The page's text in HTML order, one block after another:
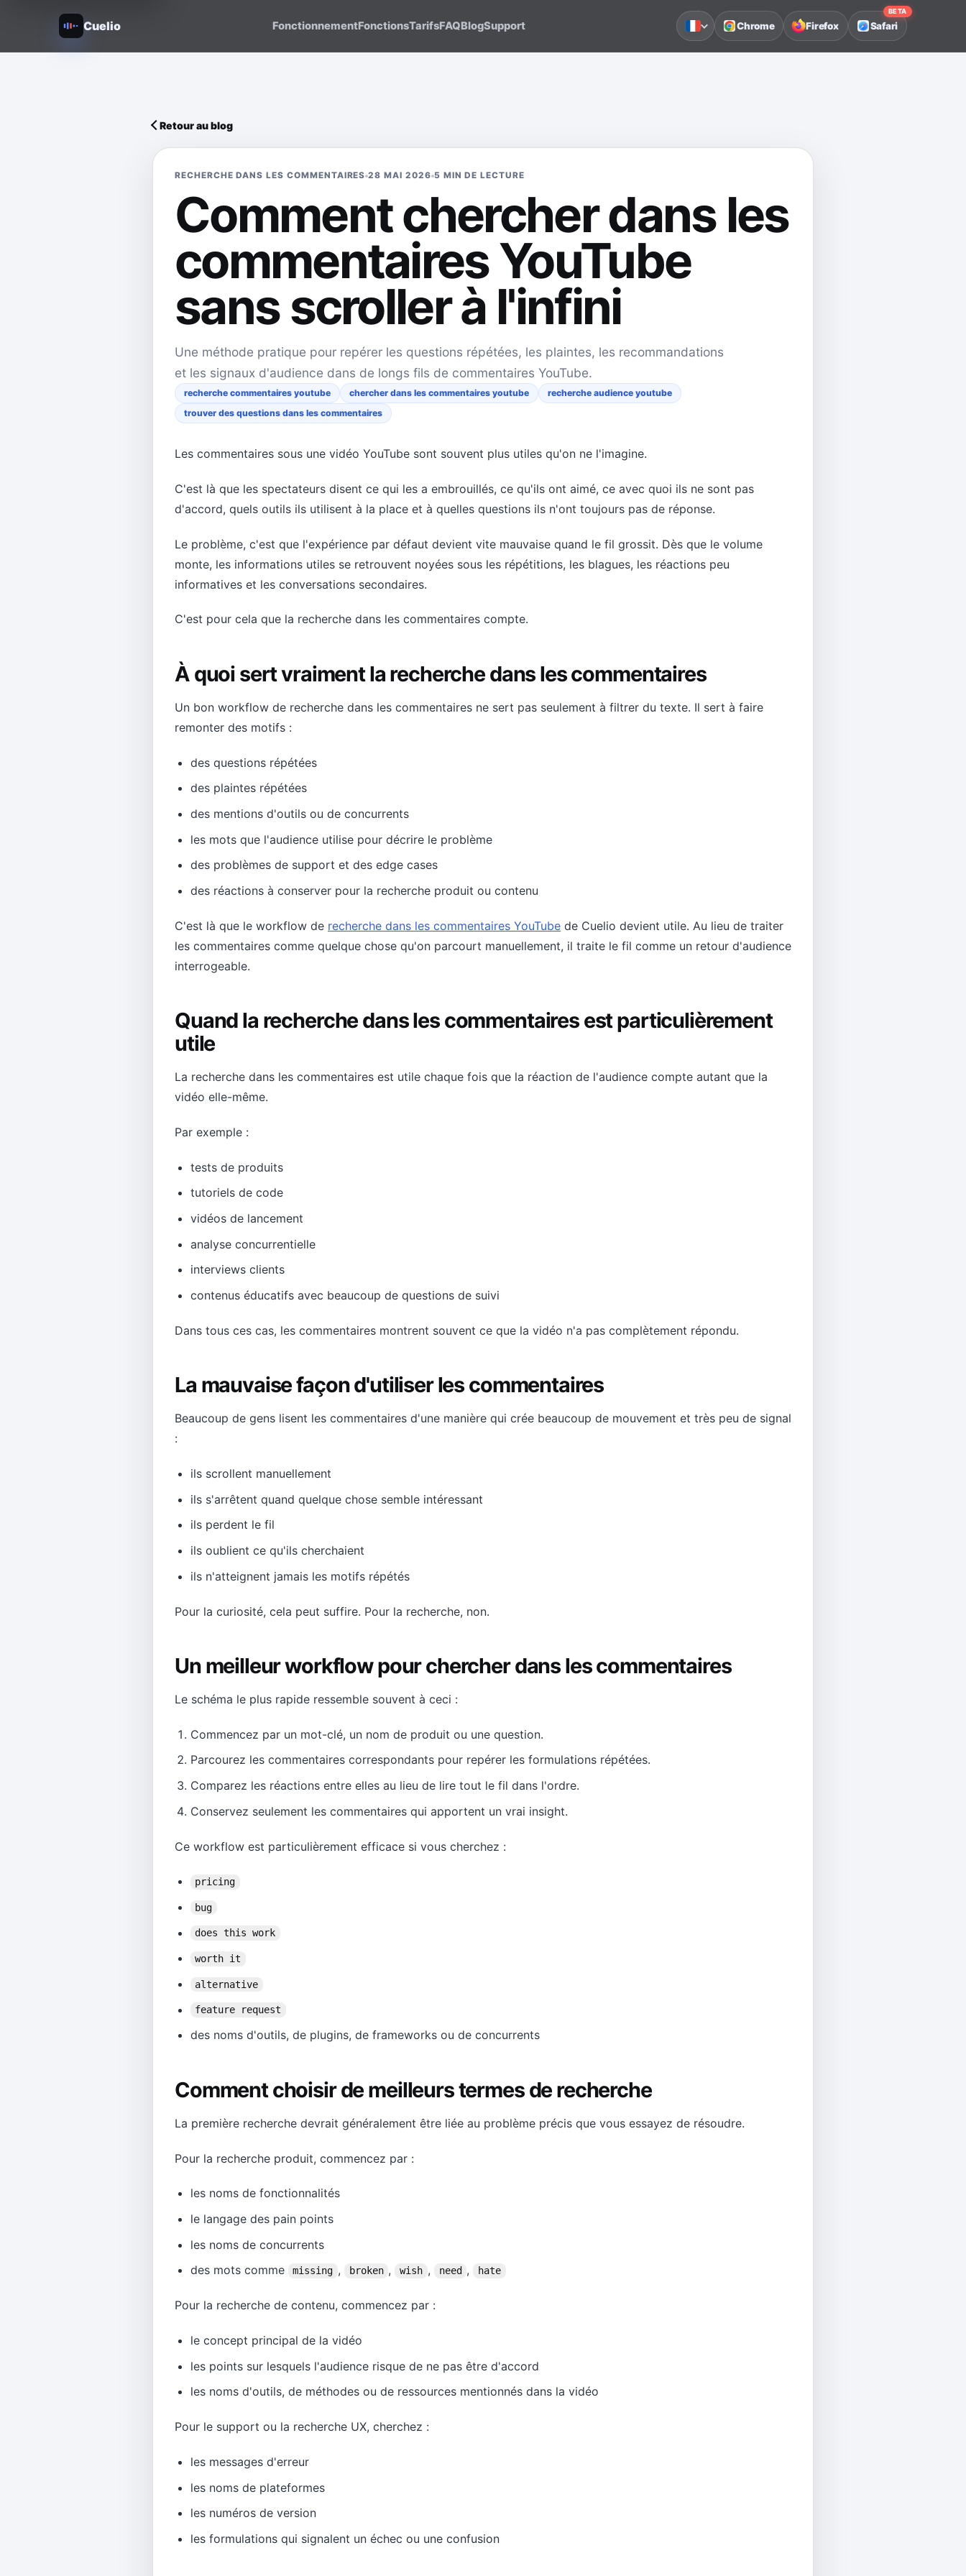
Cuelio FonctionnementFonctionsTarifsFAQBlogSupport Chrome Firefox
BETA
Safari
Retour au blog
RECHERCHE DANS LES COMMENTAIRES 28 MAI 2026 5 MIN DE LECTURE
Comment chercher dans les
commentaires YouTube
sans scroller à l'infini
Une méthode pratique pour repérer les questions répétées, les plaintes, les recommandations
et les signaux d'audience dans de longs fils de commentaires YouTube.
recherche commentaires youtube chercher dans les commentaires youtube
recherche audience youtube
trouver des questions dans les commentaires
Les commentaires sous une vidéo YouTube sont souvent plus utiles qu'on ne l'imagine.
C'est là que les spectateurs disent ce qui les a embrouillés, ce qu'ils ont aimé, ce avec quoi ils ne sont pas
d'accord, quels outils ils utilisent à la place et à quelles questions ils n'ont toujours pas de réponse.
Le problème, c'est que l'expérience par défaut devient vite mauvaise quand le fil grossit. Dès que le volume
monte, les informations utiles se retrouvent noyées sous les répétitions, les blagues, les réactions peu
informatives et les conversations secondaires.
C'est pour cela que la recherche dans les commentaires compte.
À quoi sert vraiment la recherche dans les commentaires
Un bon workflow de recherche dans les commentaires ne sert pas seulement à filtrer du texte. Il sert à faire
remonter des motifs :
des questions répétées
des plaintes répétées
des mentions d'outils ou de concurrents
les mots que l'audience utilise pour décrire le problème
des problèmes de support et des edge cases
des réactions à conserver pour la recherche produit ou contenu
C'est là que le workflow de recherche dans les commentaires YouTube de Cuelio devient utile. Au lieu de traiter
les commentaires comme quelque chose qu'on parcourt manuellement, il traite le fil comme un retour d'audience
interrogeable.
Quand la recherche dans les commentaires est particulièrement
utile
La recherche dans les commentaires est utile chaque fois que la réaction de l'audience compte autant que la
vidéo elle-même.
Par exemple :
tests de produits
tutoriels de code
vidéos de lancement
analyse concurrentielle
interviews clients
contenus éducatifs avec beaucoup de questions de suivi
Dans tous ces cas, les commentaires montrent souvent ce que la vidéo n'a pas complètement répondu.
La mauvaise façon d'utiliser les commentaires
Beaucoup de gens lisent les commentaires d'une manière qui crée beaucoup de mouvement et très peu de signal
:
ils scrollent manuellement
ils s'arrêtent quand quelque chose semble intéressant
ils perdent le fil
ils oublient ce qu'ils cherchaient
ils n'atteignent jamais les motifs répétés
Pour la curiosité, cela peut suffire. Pour la recherche, non.
Un meilleur workflow pour chercher dans les commentaires
Le schéma le plus rapide ressemble souvent à ceci :
Commencez par un mot-clé, un nom de produit ou une question.
Parcourez les commentaires correspondants pour repérer les formulations répétées.
Comparez les réactions entre elles au lieu de lire tout le fil dans l'ordre.
Conservez seulement les commentaires qui apportent un vrai insight.
Ce workflow est particulièrement efficace si vous cherchez :
pricing
bug
does this work
worth it
alternative
feature request
des noms d'outils, de plugins, de frameworks ou de concurrents
Comment choisir de meilleurs termes de recherche
La première recherche devrait généralement être liée au problème précis que vous essayez de résoudre.
Pour la recherche produit, commencez par :
les noms de fonctionnalités
le langage des pain points
les noms de concurrents
des mots comme
missing , broken , wish , need , hate
Pour la recherche de contenu, commencez par :
le concept principal de la vidéo
les points sur lesquels l'audience risque de ne pas être d'accord
les noms d'outils, de méthodes ou de ressources mentionnés dans la vidéo
Pour le support ou la recherche UX, cherchez :
les messages d'erreur
les noms de plateformes
les numéros de version
les formulations qui signalent un échec ou une confusion